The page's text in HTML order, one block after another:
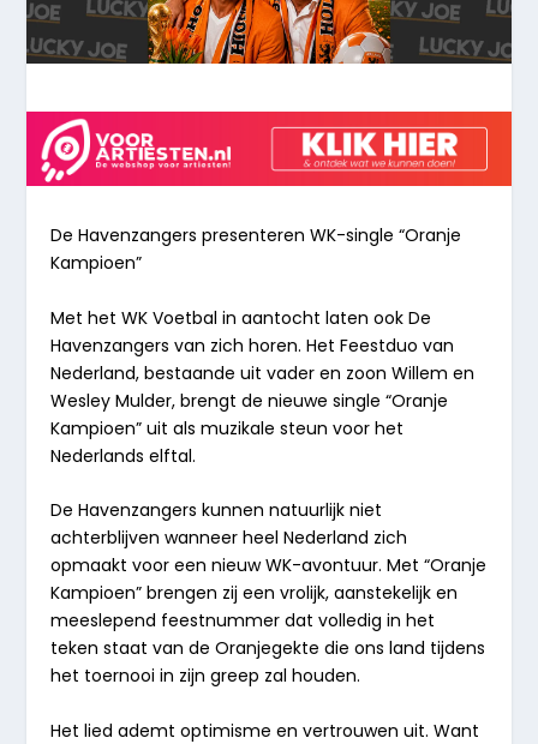
De Havenzangers presenterenWK-single “Oranje
Kampioen”
Met het WK Voetbal in aantocht laten ook De
Havenzangers van zich horen. Het Feestduo van
Nederland, bestaande uit vader en zoon Willem en
Wesley Mulder, brengt de nieuwe single“Oranje
Kampioen” uit als muzikale steun voor het
Nederlands elftal.
De Havenzangers kunnen natuurlijk niet
achterblijven wanneer heel Nederland zich
opmaakt voor een nieuw WK-avontuur. Met “Oranje
Kampioen” brengen zij een vrolijk, aanstekelijk en
meeslepend feestnummer dat volledig in het
teken staat van de Oranjegekte die ons land tijdens
het toernooi in zijn greep zal houden.
Het lied ademt optimisme en vertrouwen uit. Want